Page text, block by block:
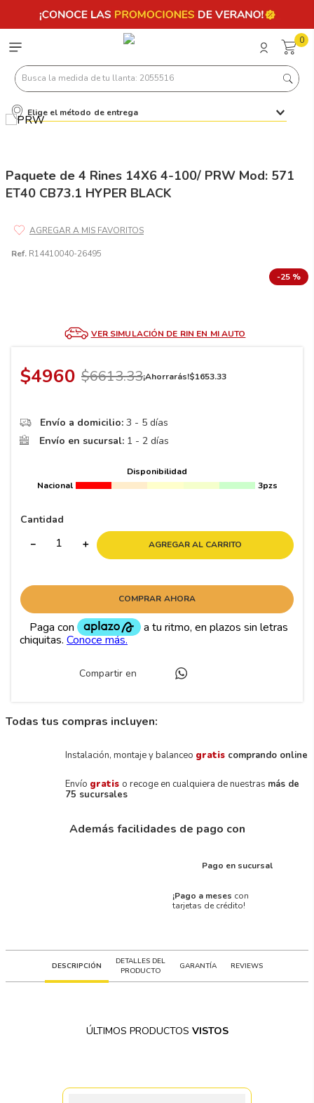
0
Busca la medida de tu llanta: 2055516
Elige el método de entrega
Paquete de 4 Rines 14X6 4-100/ PRW Mod: 571
ET40 CB73.1 HYPER BLACK
Ref. R14410040-26495
-25 %
VER SIMULACIÓN DE RIN EN MI AUTO
$4960 $6613.33¡Ahorrarás!$1653.33
Envío a domicilio: 3 - 5 días
Envío en sucursal: 1 - 2 días
Disponibilidad
Nacional
3pzs
Cantidad
＋
－ AGREGAR AL CARRITO
COMPRAR AHORA
Compartir en
Todas tus compras incluyen:
Instalación, montaje y balanceo gratis comprando online
Envío gratis o recoge en cualquiera de nuestras más de
75 sucursales
Además facilidades de pago con
Pago en sucursal
¡Pago a meses con
tarjetas de crédito!
DESCRIPCIÓN
DETALLES DEL
PRODUCTO
GARANTÍA REVIEWS
ÚLTIMOS PRODUCTOS VISTOS
Términos más buscados
3.225
9.195